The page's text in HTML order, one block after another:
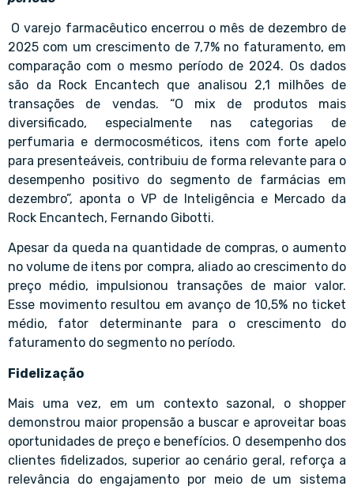
O varejo farmacêutico encerrou o mês de dezembro de
2025 com um crescimento de 7,7% no faturamento, em
comparação com o mesmo período de 2024. Os dados
são da Rock Encantech que analisou 2,1 milhões de
transações de vendas. “O mix de produtos mais
diversificado, especialmente nas categorias de
perfumaria e dermocosméticos, itens com forte apelo
para presenteáveis, contribuiu de forma relevante para o
desempenho positivo do segmento de farmácias em
dezembro”, aponta o VP de Inteligência e Mercado da
Rock Encantech, Fernando Gibotti.
Apesar da queda na quantidade de compras, o aumento
no volume de itens por compra, aliado ao crescimento do
preço médio, impulsionou transações de maior valor.
Esse movimento resultou em avanço de 10,5% no ticket
médio, fator determinante para o crescimento do
faturamento do segmento no período.
Fidelização
Mais uma vez, em um contexto sazonal, o shopper
demonstrou maior propensão a buscar e aproveitar boas
oportunidades de preço e benefícios. O desempenho dos
clientes fidelizados, superior ao cenário geral, reforça a
relevância do engajamento por meio de um sistema